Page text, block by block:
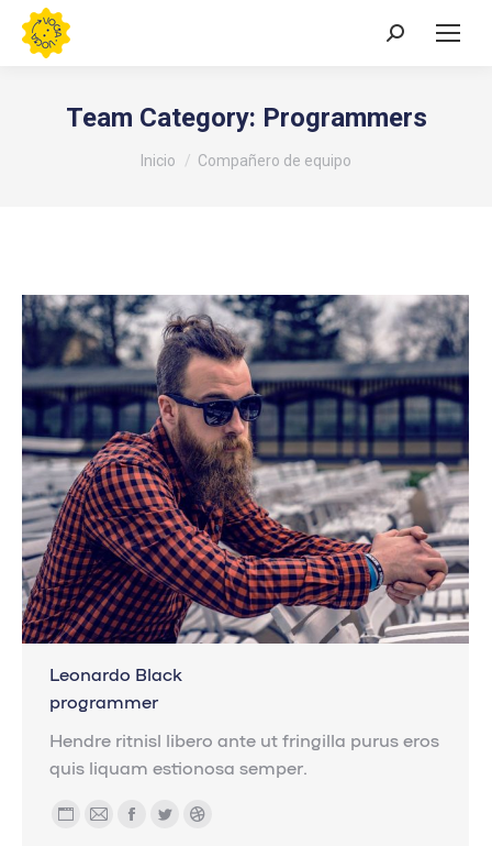
Buscar:
Team Category: Programmers
Estás aquí:
Inicio Compañero de equipo
Leonardo Black
programmer
Hendre ritnisl libero ante ut fringilla purus eros
quis liquam estionosa semper.
BlogE-
Facebook
TwitterDribbble